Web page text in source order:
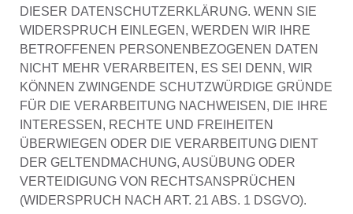
DIESER DATENSCHUTZERKLÄRUNG. WENN SIE
WIDERSPRUCH EINLEGEN, WERDEN WIR IHRE
BETROFFENEN PERSONENBEZOGENEN DATEN
NICHT MEHR VERARBEITEN, ES SEI DENN, WIR
KÖNNEN ZWINGENDE SCHUTZWÜRDIGE GRÜNDE
FÜR DIE VERARBEITUNG NACHWEISEN, DIE IHRE
INTERESSEN, RECHTE UND FREIHEITEN
ÜBERWIEGEN ODER DIE VERARBEITUNG DIENT
DER GELTENDMACHUNG, AUSÜBUNG ODER
VERTEIDIGUNG VON RECHTSANSPRÜCHEN
(WIDERSPRUCH NACH ART. 21 ABS. 1 DSGVO).